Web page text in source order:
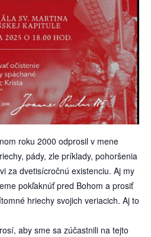
roku 2000 odprosil v mene
pády, zle príklady, pohoršenia
za dvetisícročnú existenciu. Aj my
pokľaknúť pred Bohom a prosiť
hriechy svojich veriacich. Aj to
aby sme sa zúčastnili na tejto